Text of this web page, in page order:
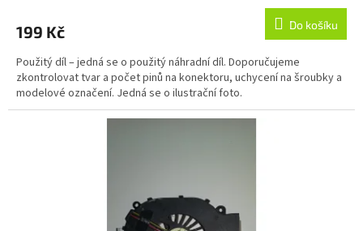
199 Kč Do košíku
Použitý díl – jedná se o použitý náhradní díl. Doporučujeme
zkontrolovat tvar a počet pinů na konektoru, uchycení na šroubky a
modelové označení. Jedná se o ilustrační foto.